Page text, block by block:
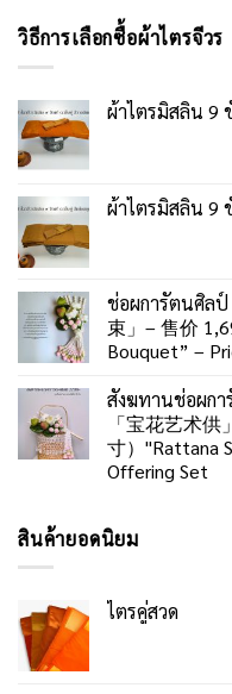
วิธีการเลือกซื้อผ้าไตรจีวร
ผ้าไตรมิสลิน 9
ผ้าไตรมิสลิน 9
ช่อผการัตนศิลป์
束」– 售价
Bouquet” –
สังฆทานช่อผก
「宝花艺术
寸）"Rattana
Offering Set
สินค้ายอดนิยม
ไตรคู่สวด